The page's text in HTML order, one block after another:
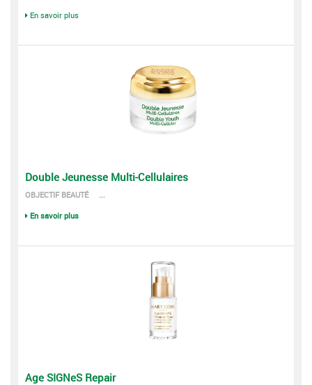
En savoir plus
Double Jeunesse Multi-Cellulaires
OBJECTIF BEAUTÉ ...
En savoir plus
Age SIGNeS Repair